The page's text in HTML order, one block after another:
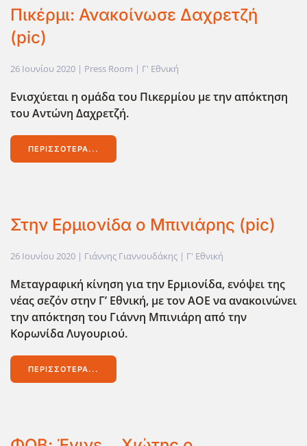
Πικέρμι: Ανακοίνωσε Δαχρετζή
(pic)
26 Ιουνίου 2020 | Press Room | Γ' Εθνική
Ενισχύεται η ομάδα του Πικερμίου με την απόκτηση
του Αντώνη Δαχρετζή.
ΠΕΡΙΣΣΌΤΕΡΑ...
Στην Ερμιονίδα ο Μπινιάρης (pic)
26 Ιουνίου 2020 | Γιάννης Γιαννουδάκης | Γ' Εθνική
Μεταγραφική κίνηση για την Ερμιονίδα, ενόψει της
νέας σεζόν στην Γ’ Εθνική, με τον ΑΟΕ να ανακοινώνει
την απόκτηση του Γιάννη Μπινιάρη από την
Κορωνίδα Λυγουριού.
ΠΕΡΙΣΣΌΤΕΡΑ...